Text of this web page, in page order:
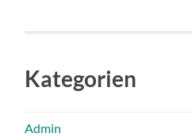
Kategorien
Admin